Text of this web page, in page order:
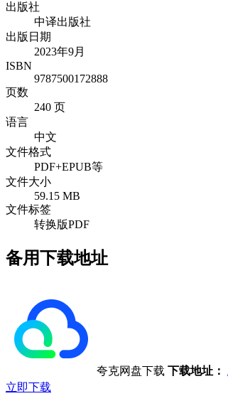
出版社
中译出版社
出版日期
2023年9月
ISBN
9787500172888
页数
240 页
语言
中文
文件格式
PDF+EPUB等
文件大小
59.15 MB
文件标签
转换版PDF
备用下载地址
夸克网盘下载 下载地址：
立即下载